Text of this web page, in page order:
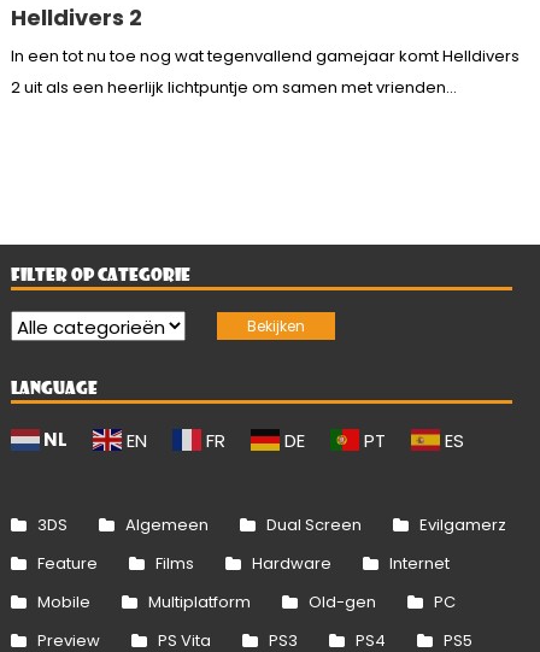
Helldivers 2
In een tot nu toe nog wat tegenvallend gamejaar komt Helldivers
2 uit als een heerlijk lichtpuntje om samen met vrienden...
FILTER OP CATEGORIE
LANGUAGE
NL EN FR DE PT ES
3DS Algemeen Dual Screen
Evilgamerz
Feature
Films Hardware
Internet
Mobile
Multiplatform Old-gen
PC
Preview
PS Vita PS3 PS4 PS5